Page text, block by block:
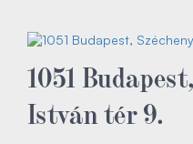
1051
István tér 9.